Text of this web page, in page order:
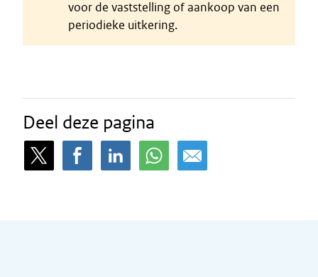
voor de vaststelling of aankoop van een
periodieke uitkering.
Deel deze pagina